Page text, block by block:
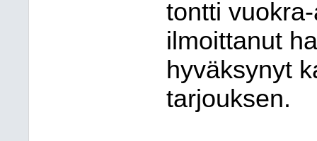
tontti
ilmoittanut
hyväksynyt
tarjouksen.